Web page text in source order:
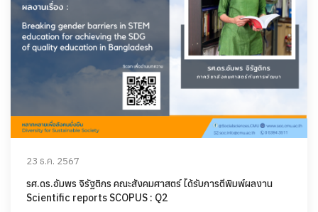
23 ธ.ค. 2567
รศ.ดร.อัมพร จิรัฐติกร คณะสังคมศาสตร์ ได้รับการตีพิมพ์ผลงาน
Scientific reports SCOPUS : Q2